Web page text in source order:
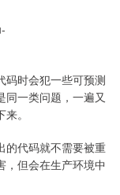
码时会犯一些可预测
同一类问题，一遍又
。
的代码就不需要被重
，但会在生产环境中